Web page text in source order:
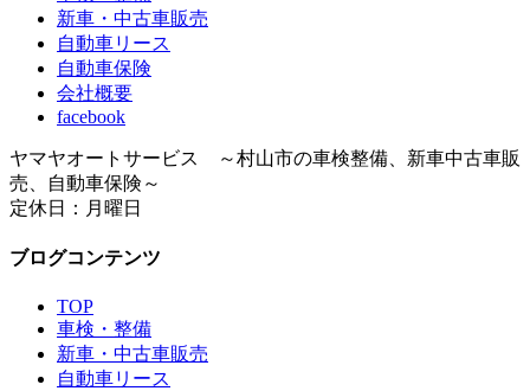
新車・中古車販売
自動車リース
自動車保険
会社概要
facebook
ヤマヤオートサービス ～村山市の車検整備、新車中古車販
売、自動車保険～
定休日：月曜日
ブログコンテンツ
TOP
車検・整備
新車・中古車販売
自動車リース